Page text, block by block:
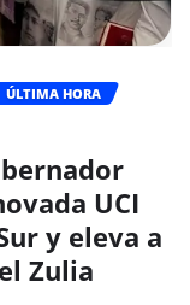
ÚLTIMA HORA
UCI
y eleva a
Zulia